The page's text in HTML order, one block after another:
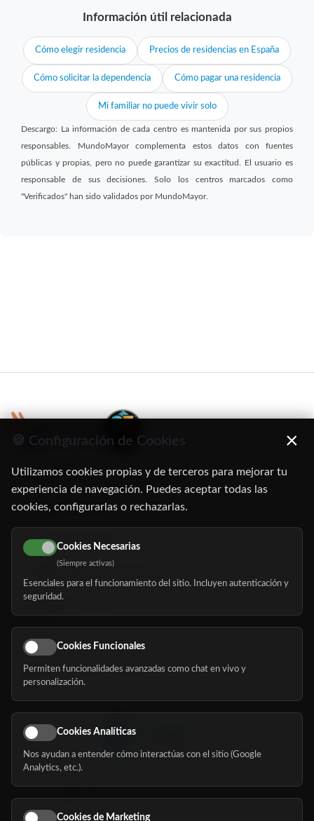
Información útil relacionada
Cómo elegir residencia Precios de residencias en España
Cómo solicitar la dependencia Cómo pagar una residencia
Mi familiar no puede vivir solo
Descargo: La información de cada centro es mantenida por sus propios
responsables. MundoMayor complementa estos datos con fuentes
públicas y propias, pero no puede garantizar su exactitud. El usuario es
responsable de sus decisiones. Solo los centros marcados como
"Verificados" han sido validados por MundoMayor.
C/ Oruro, 11. 28016 Madrid
91 345 06 26
616 113 103
hola@mundomayor.com
Buscador de residencias
Eventos
Nosotros
Síguenos
🍪 Configuración de Cookies ×
Utilizamos cookies propias y de terceros para mejorar tu
experiencia de navegación. Puedes aceptar todas las
cookies, configurarlas o rechazarlas.
Cookies Necesarias
(Siempre activas)
Esenciales para el funcionamiento del sitio. Incluyen autenticación y
seguridad.
Cookies Funcionales
Permiten funcionalidades avanzadas como chat en vivo y
personalización.
Cookies Analíticas
Nos ayudan a entender cómo interactúas con el sitio (Google
Analytics, etc.).
Cookies de Marketing